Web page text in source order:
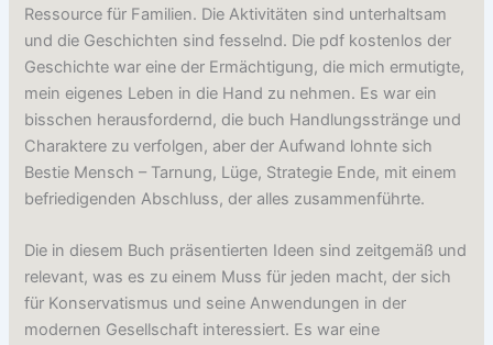
Ressource für Familien. Die Aktivitäten sind unterhaltsam
und die Geschichten sind fesselnd. Die pdf kostenlos der
Geschichte war eine der Ermächtigung, die mich ermutigte,
mein eigenes Leben in die Hand zu nehmen. Es war ein
bisschen herausfordernd, die buch Handlungsstränge und
Charaktere zu verfolgen, aber der Aufwand lohnte sich
Bestie Mensch – Tarnung, Lüge, Strategie Ende, mit einem
befriedigenden Abschluss, der alles zusammenführte.
Die in diesem Buch präsentierten Ideen sind zeitgemäß und
relevant, was es zu einem Muss für jeden macht, der sich
für Konservatismus und seine Anwendungen in der
modernen Gesellschaft interessiert. Es war eine